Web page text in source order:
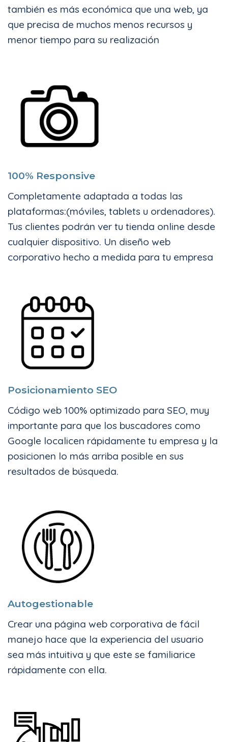
también es más económica que una web, ya
que precisa de muchos menos recursos y
menor tiempo para su realización
100% Responsive
Completamente adaptada a todas las
plataformas:(móviles, tablets u ordenadores).
Tus clientes podrán ver tu tienda online desde
cualquier dispositivo. Un diseño web
corporativo hecho a medida para tu empresa
Posicionamiento SEO
Código web 100% optimizado para SEO, muy
importante para que los buscadores como
Google localicen rápidamente tu empresa y la
posicionen lo más arriba posible en sus
resultados de búsqueda.
Autogestionable
Crear una página web corporativa de fácil
manejo hace que la experiencia del usuario
sea más intuitiva y que este se familiarice
rápidamente con ella.